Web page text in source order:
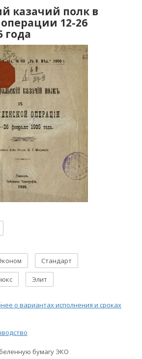
казачий полк в
12-26
года
Стандарт
Элит
о вариантах исполнения и сроках
бумагу ЭКО